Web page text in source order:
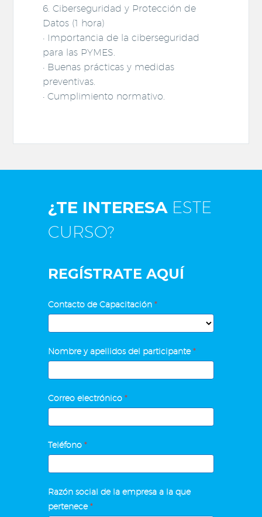
6. Ciberseguridad y Protección de
Datos (1 hora)
• Importancia de la ciberseguridad
para las PYMES.
• Buenas prácticas y medidas
preventivas.
• Cumplimiento normativo.
¿TE INTERESAESTE
CURSO?
REGÍSTRATE AQUÍ
Transformación
Digital
para
PYMES
Contacto de Capacitación *
de
Nombre y apellidos del participante*
Correo electrónico *
Teléfono *
Razón social de la empresa a la que
pertenece*